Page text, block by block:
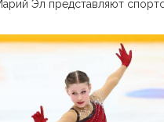
Эл представляют